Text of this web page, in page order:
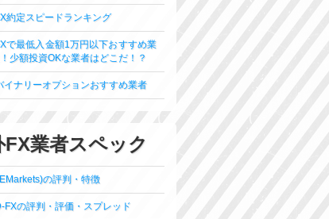
約定スピードランキング
で最低入金額1万円以下おすすめ業
少額投資OKな業者はどこだ！？
イナリーオプションおすすめ業者
FX業者スペック
の評判・特徴
FXの評判・評価・スプレッド